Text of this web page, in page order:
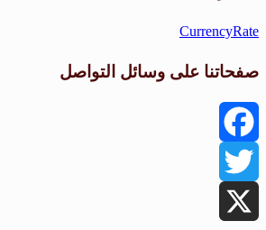
CurrencyRate
صفحاتنا على وسائل التواصل
Facebook
Twitter